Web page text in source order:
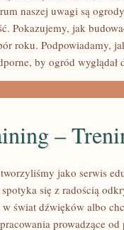
naszej uwagi są
Pokazujemy, jak
roku. Podpowiadamy,
by ogród wyglądał
–
jako serwis
się z radością
świat dźwięków albo
prowadzące